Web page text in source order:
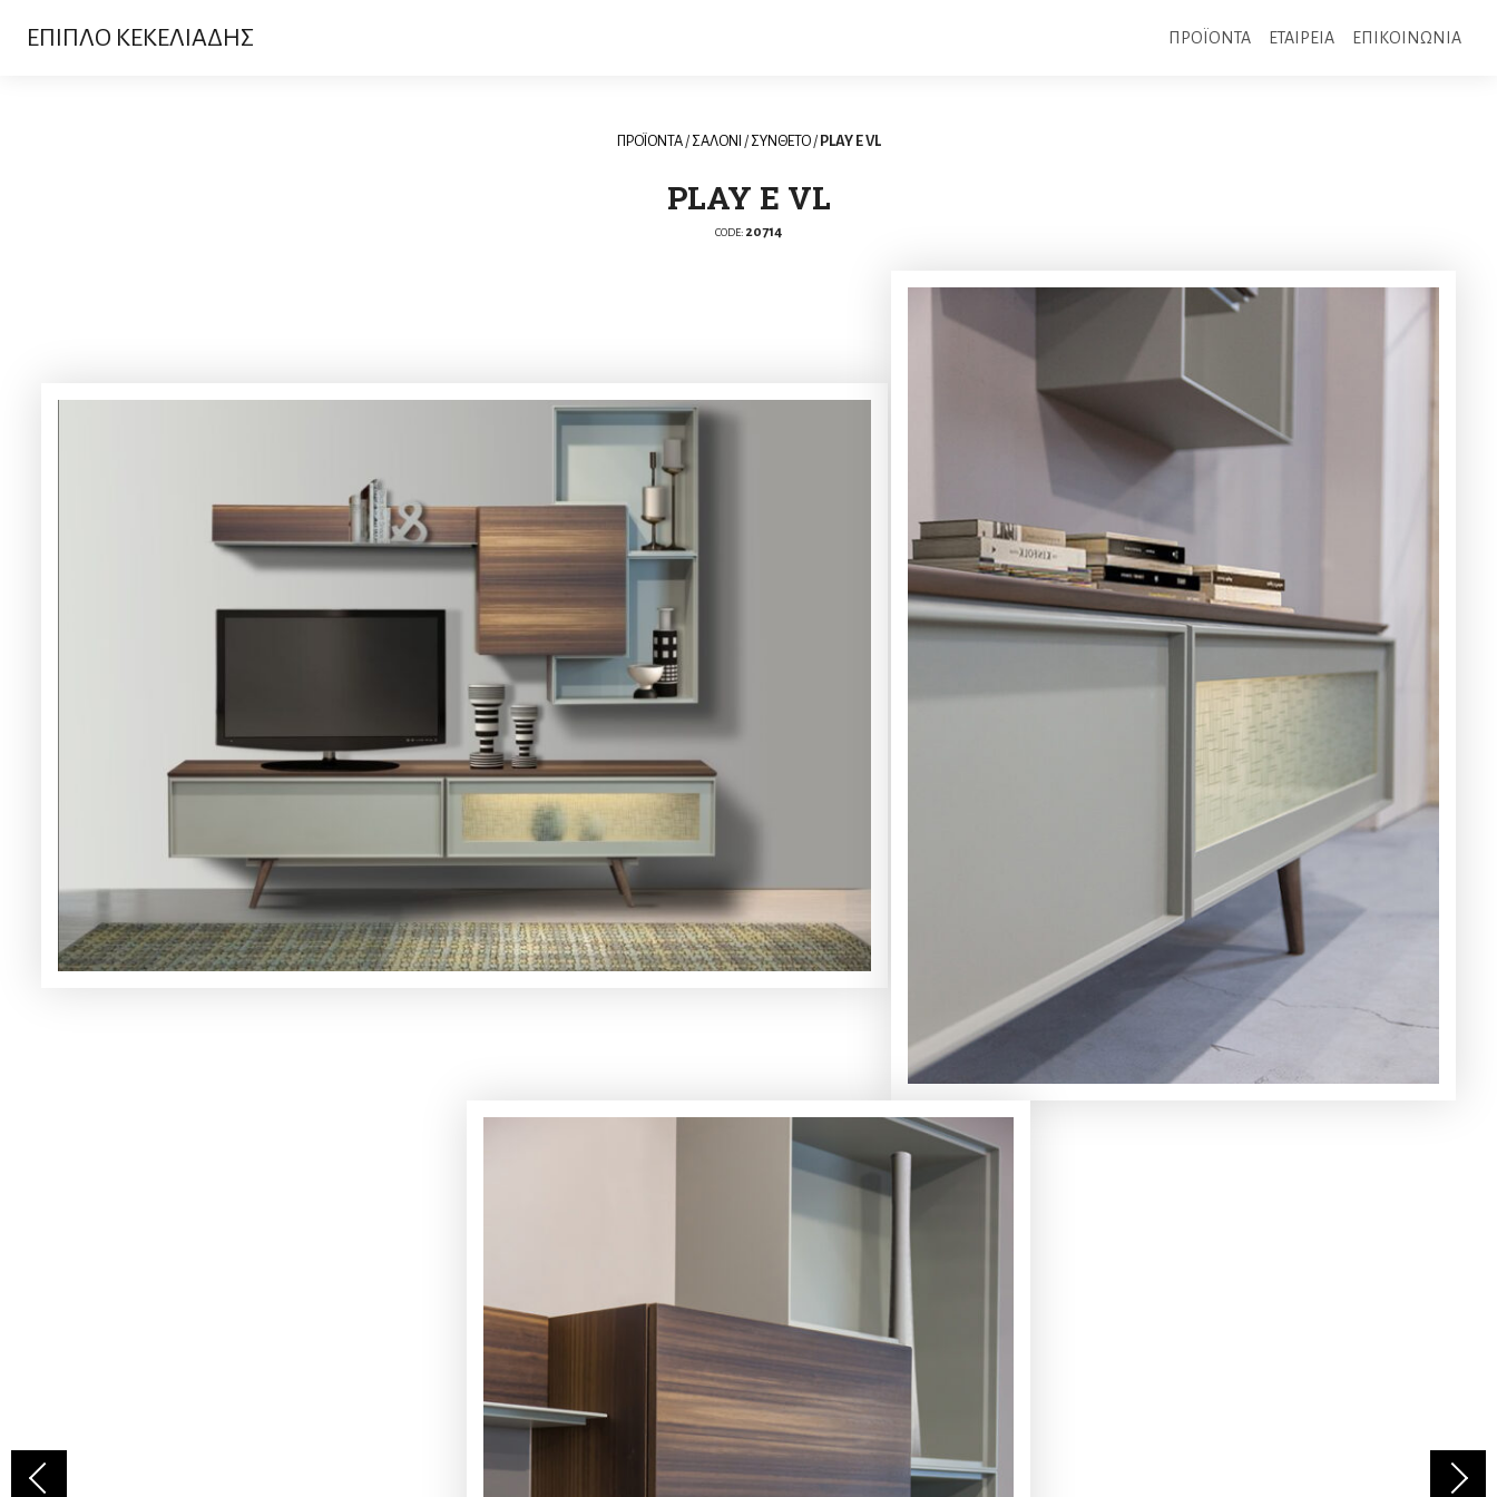
ΕΠΙΠΛΟ ΚΕΚΕΛΙΑΔΗΣ ΠΡΟΪΟΝΤΑ ΕΤΑΙΡΕΙΑ ΕΠΙΚΟΙΝΩΝΙΑ
ΠΡΟΪΟΝΤΑ/ ΣΑΛΟΝΙ / ΣΥΝΘΕΤΟ/ PLAY E VL
PLAY E VL
CODE: 20714